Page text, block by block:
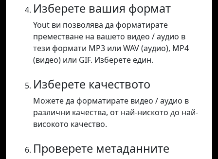
Изберете вашия формат
Yout ви позволява да форматирате
преместване на вашето видео / аудио в
тези формати MP3 или WAV (аудио), MP4
(видео) или GIF. Изберете един.
Изберете качеството
Можете да форматирате видео / аудио в
различни качества, от най-ниското до най-
високото качество.
Проверете метаданните